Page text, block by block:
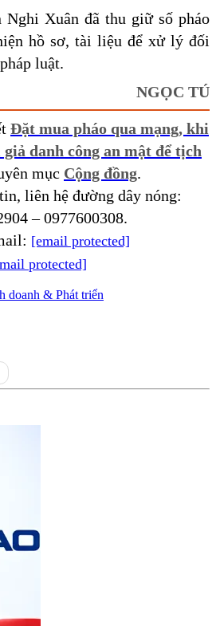
Nghi Xuân đã thu giữ số pháo
hồ sơ, tài liệu để xử lý đối
luật.
NGỌC TÚ
Đặt mua pháo qua mạng, khi
danh công an mật để tịch
mục Cộng đồng.
liên hệ đường dây nóng:
– 0977600308.
[email protected]
protected]
doanh & Phát triển